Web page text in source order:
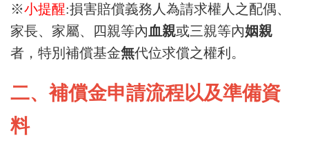
※小提醒:損害賠償義務人為請求權人之配偶、
家長、家屬、四親等內 血親或三親等內姻親
者，特別補償基金無代位求償之權利。
二、補償金申請流程以及準備資
料